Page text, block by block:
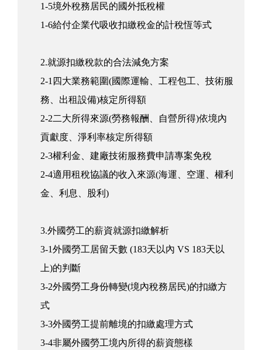
1-5境外稅務居民的國外抵稅權
1-6給付企業代吸收扣繳稅金的計稅恆等式
2.就源扣繳稅款的合法減免方案
2-1四大業務範圍(國際運輸、工程包工、技術服
務、出租設備)核定所得額
2-2二大所得來源(勞務報酬、自營所得)依境內
貢獻度、淨利率核定所得額
2-3權利金、建廠技術服務費申請專案免稅
2-4適用租稅協議的收入來源(海運、空運、權利
金、利息、股利)
3.外國勞工的薪資就源扣繳解析
3-1外國勞工居留天數 (183天以內 VS 183天以
上)的判斷
3-2外國勞工身份轉變(境內稅務居民)的扣繳方
式
3-3外國勞工提前離境的扣繳處理方式
3-4非屬外國勞工境內所得的薪資態樣